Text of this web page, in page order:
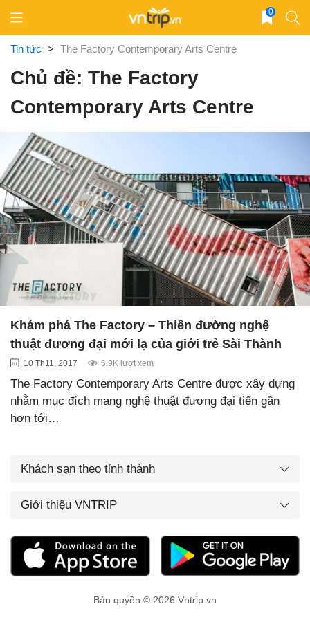
content
0
Tin tức > The Factory Contemporary Arts Centre
Chủ đề: The Factory
Contemporary Arts Centre
Khám phá The Factory – Thiên đường nghệ
thuật đương đại mới lạ của giới trẻ Sài Thành
10 Th11, 2017 6.9K lượt xem
The Factory Contemporary Arts Centre được xây dựng
nhằm mục đích mang nghệ thuật đương đại tiến gần
hơn tới…
Khách sạn theo tỉnh thành
Giới thiệu VNTRIP
Bản quyền © 2026 Vntrip.vn